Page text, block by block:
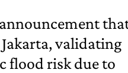
validating
flood risk due to